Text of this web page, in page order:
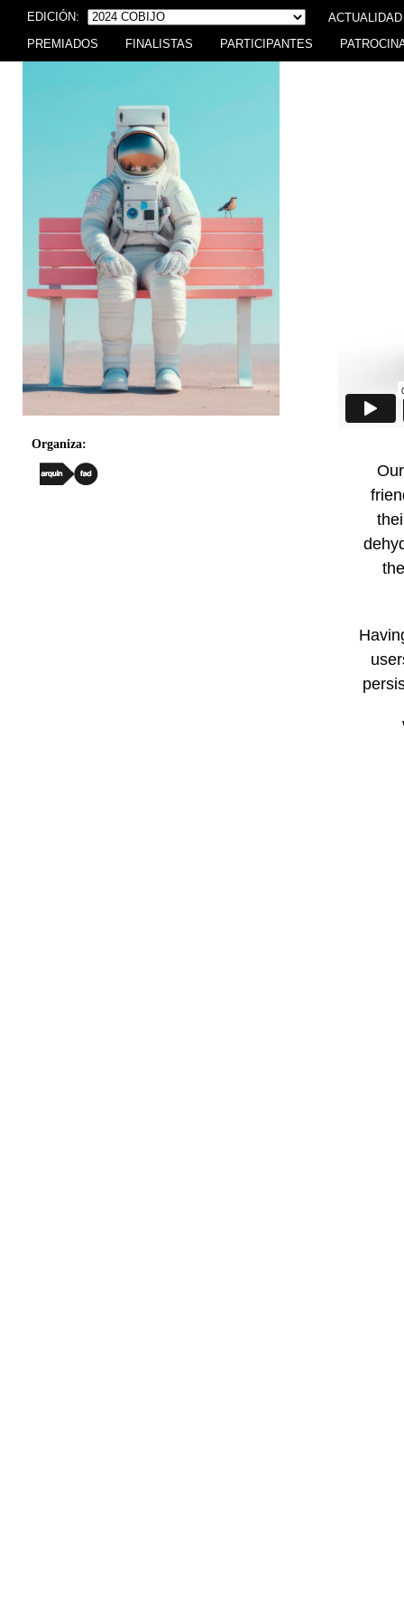
EDICIÓN: ACTUALIDAD
PREMIADOS FINALISTAS PARTICIPANTES
Organiza: